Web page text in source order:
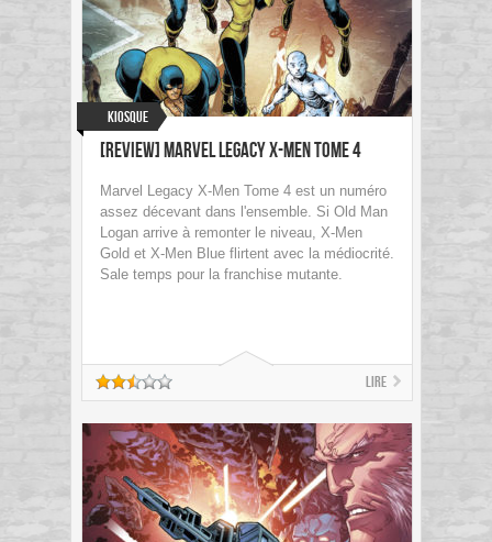
Kiosque
[Review] Marvel Legacy X-Men Tome 4
Marvel Legacy X-Men Tome 4 est un numéro
assez décevant dans l'ensemble. Si Old Man
Logan arrive à remonter le niveau, X-Men
Gold et X-Men Blue flirtent avec la médiocrité.
Sale temps pour la franchise mutante.
Lire